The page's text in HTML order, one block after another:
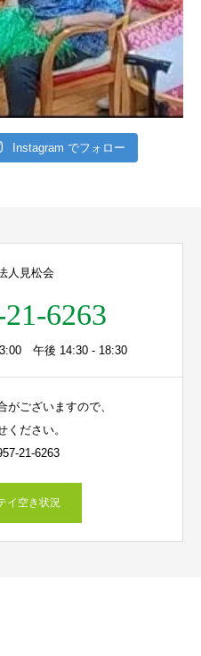
Instagram でフォロー
人見松会
6263
午後 14:30 - 18:30
がございますので、
ください。
21-6263
イ空き状況